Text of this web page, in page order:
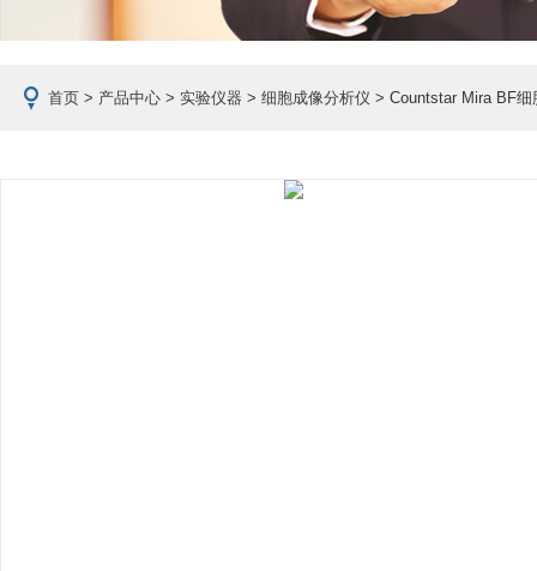
首页 > 产品中心 > 实验仪器 > 细胞成像分析仪 > Countstar Mira BF